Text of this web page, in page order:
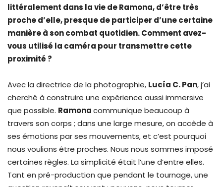
littéralement dans la vie de Ramona, d’être très
proche d’elle, presque de participer d’une certaine
manière à son combat quotidien. Comment avez-
vous utilisé la caméra pour transmettre cette
proximité ?
Avec la directrice de la photographie, Lucía C. Pan, j’ai
cherché à construire une expérience aussi immersive
que possible. Ramonacommunique beaucoup à
travers son corps ; dans une large mesure, on accède à
ses émotions par ses mouvements, et c’est pourquoi
nous voulions être proches. Nous nous sommes imposé
certaines règles. La simplicité était l’une d’entre elles.
Tant en pré-production que pendant le tournage, une